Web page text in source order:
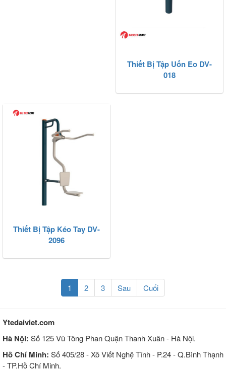
Thiết Bị Tập Uốn Eo DV-
018
Thiết Bị Tập Kéo Tay DV-
2096
1 (current)
2 3 Sau Cuối
Ytedaiviet.com
Hà Nội: Số 125 Vũ Tông Phan Quận Thanh Xuân - Hà Nội.
Hồ Chí Minh: Số 405/28 - Xô Viết Nghệ Tĩnh - P.24 - Q.Bình Thạnh
- TP.Hồ Chí Minh.